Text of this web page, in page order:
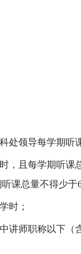
处领导每学期听
，且每学期听课
课总量不得少于
时；
讲师职称以下（